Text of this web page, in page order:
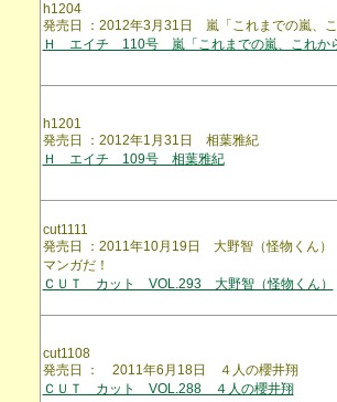
h1204
発売日 ：2012年3月31日 嵐「これまでの嵐、
Ｈ エイチ 110号 嵐「これまでの嵐、これか
h1201
発売日 ：2012年1月31日 相葉雅紀
Ｈ エイチ 109号 相葉雅紀
cut1111
発売日 ：2011年10月19日 大野智（怪物くん
マンガだ！
ＣＵＴ カット VOL.293 大野智（怪物くん）
cut1108
発売日 ： 2011年6月18日 ４人の櫻井翔
ＣＵＴ カット VOL.288 ４人の櫻井翔